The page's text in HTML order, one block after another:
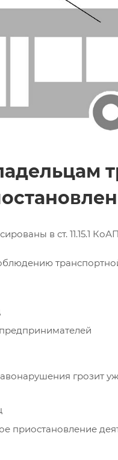
в ст. 11.15.1
грозит
приостановление